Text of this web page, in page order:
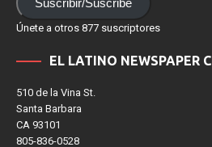
510 de la Vina St.
Santa Barbara
CA 93101